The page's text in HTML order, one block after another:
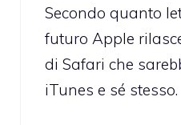
Secondo quanto
futuro Apple
di Safari che
iTunes e sé stesso.